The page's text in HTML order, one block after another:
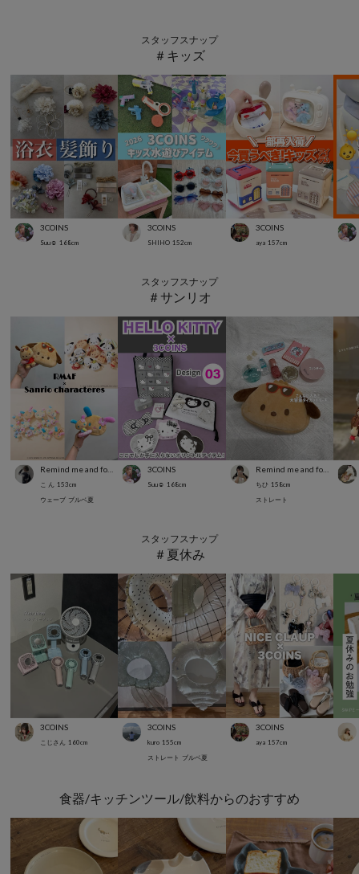
スタッフスナップ
＃キッズ
3COINS
Suu☺︎ 168cm
3COINS
SHIHO 152cm
3COINS
aya 157cm
スタッフスナップ
＃サンリオ
こ ん 153cm
ウェーブ ブルベ夏
3COINS
Suu☺︎ 168cm
Remind me and forever
ちひ 158cm
ストレート
スタッフスナップ
＃夏休み
3COINS
こじさん 160cm
3COINS
kuro 155cm
ストレート ブルベ夏
3COINS
aya 157cm
食器/キッチンツール/飲料からのおすすめ